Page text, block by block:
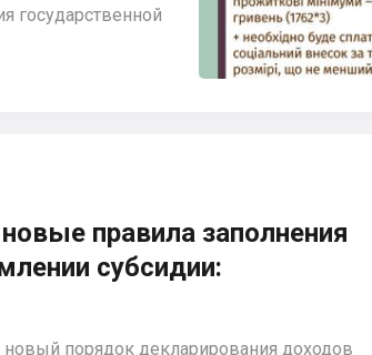
государственной
правила заполнения
субсидии:
порядок декларирования доходов